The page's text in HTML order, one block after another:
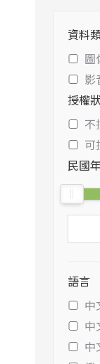
資料
圖
影
授權
不
可
民國
語言
中
中
中